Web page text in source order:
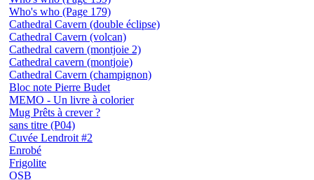
Who's who (Page 179)
Cathedral Cavern (double éclipse)
Cathedral Cavern (volcan)
Cathedral cavern (montjoie 2)
Cathedral cavern (montjoie)
Cathedral Cavern (champignon)
Bloc note Pierre Budet
MEMO - Un livre à colorier
Mug Prêts à crever ?
sans titre (P04)
Cuvée Lendroit #2
Enrobé
Frigolite
OSB